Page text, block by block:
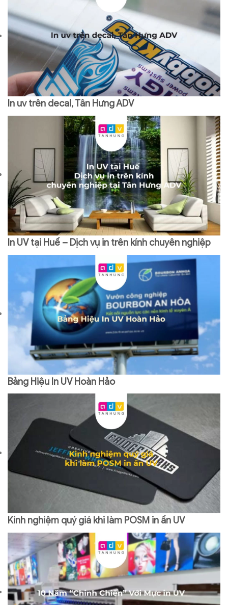
In uv trên decal, Tân Hưng ADV
In UV tại Huế – Dịch vụ in trên kính chuyên nghiệp
Bảng Hiệu In UV Hoàn Hảo
Kinh nghiệm quý giá khi làm POSM in ấn UV